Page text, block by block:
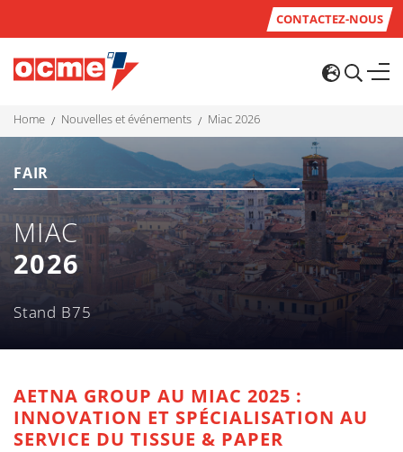
CONTACTEZ-NOUS
home nouvelles et événements miac 2026
FAIR
MIAC
2026
Stand B75
AETNA GROUP AU MIAC 2025 :
INNOVATION ET SPÉCIALISATION AU
SERVICE DU TISSUE & PAPER